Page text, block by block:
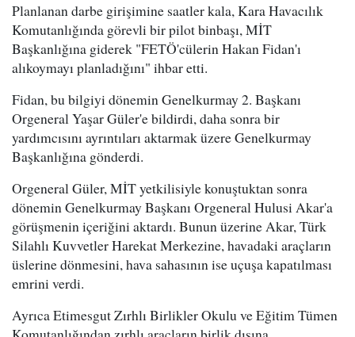
Planlanan darbe girişimine saatler kala, Kara Havacılık
Komutanlığında görevli bir pilot binbaşı, MİT
Başkanlığına giderek "FETÖ'cülerin Hakan Fidan'ı
alıkoymayı planladığını" ihbar etti.
Fidan, bu bilgiyi dönemin Genelkurmay 2. Başkanı
Orgeneral Yaşar Güler'e bildirdi, daha sonra bir
yardımcısını ayrıntıları aktarmak üzere Genelkurmay
Başkanlığına gönderdi.
Orgeneral Güler, MİT yetkilisiyle konuştuktan sonra
dönemin Genelkurmay Başkanı Orgeneral Hulusi Akar'a
görüşmenin içeriğini aktardı. Bunun üzerine Akar, Türk
Silahlı Kuvvetler Harekat Merkezine, havadaki araçların
üslerine dönmesini, hava sahasının ise uçuşa kapatılması
emrini verdi.
Ayrıca Etimesgut Zırhlı Birlikler Okulu ve Eğitim Tümen